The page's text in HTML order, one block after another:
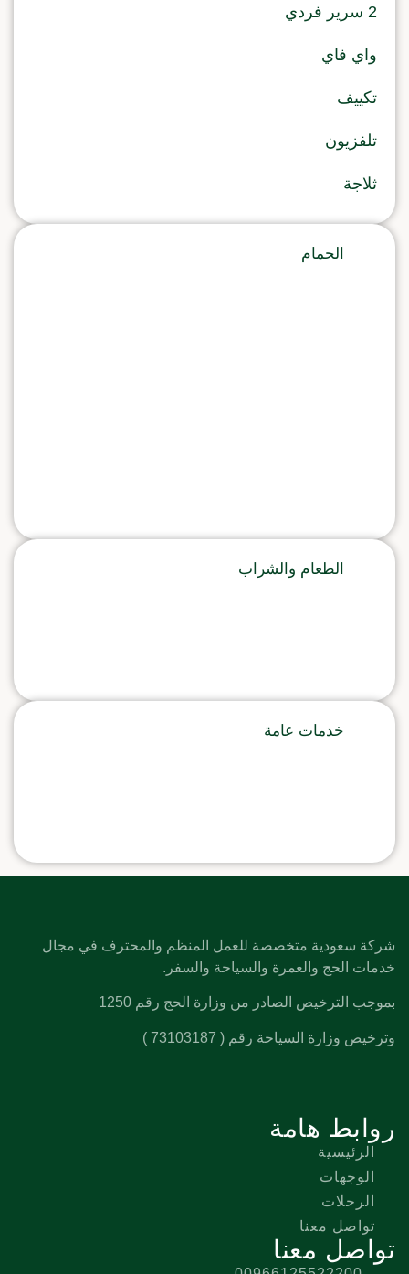
2 سرير فردي
واي فاي
تكييف
تلفزيون
ثلاجة
الحمام
الطعام والشراب
خدمات عامة
شركة سعودية متخصصة للعمل المنظم والمحترف في مجال
خدمات الحج والعمرة والسياحة والسفر.
بموجب الترخيص الصادر من وزارة الحج رقم 1250
وترخيص وزارة السياحة رقم ( 73103187 )
روابط هامة
الرئيسية
الوجهات
الرحلات
تواصل معنا
تواصل معنا